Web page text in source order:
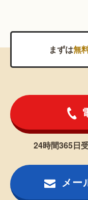
まずは無
24時間365日
メー